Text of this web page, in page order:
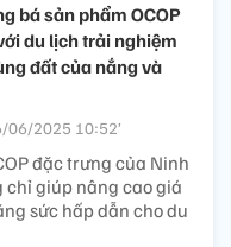
bá sản phẩm OCOP
du lịch trải nghiệm
đất của nắng và
06/2025 10:52’
đặc trưng của Ninh
giúp nâng cao giá
sức hấp dẫn cho du